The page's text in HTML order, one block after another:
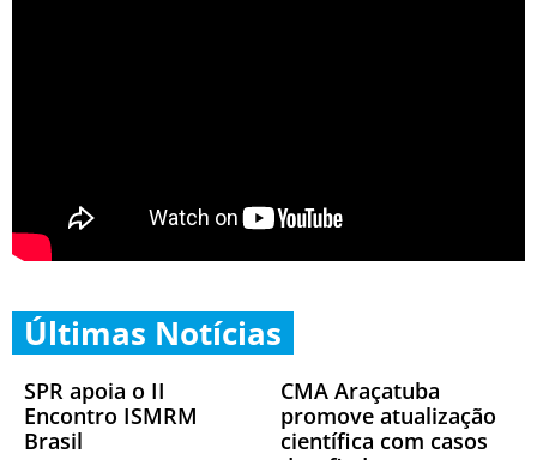
Últimas Notícias
SPR apoia o II
Encontro ISMRM
Brasil
CMA Araçatuba
promove atualização
científica com casos